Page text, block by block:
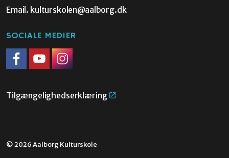
Email. kulturskolen@aalborg.dk
SOCIALE MEDIER
Tilgængelighedserklæring
© 2026 Aalborg Kulturskole